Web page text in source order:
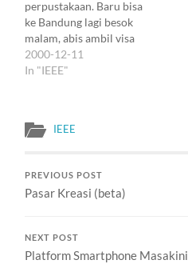
perpustakaan. Baru bisa
ke Bandung lagi besok
malam, abis ambil visa
sore-sore. Paginya
kayaknya ke meeting IEEE
selama ini baru
otak bekerja dan
berdenyut…
2000-12-11
In "IEEE"
IEEE
PREVIOUS POST
Pasar Kreasi (beta)
NEXT POST
Platform Smartphone Masakini